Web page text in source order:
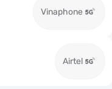
Vinaphone
Airtel